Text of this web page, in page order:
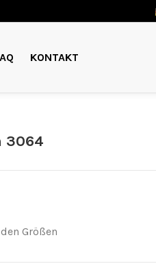
KONTAKT
3064
Größen